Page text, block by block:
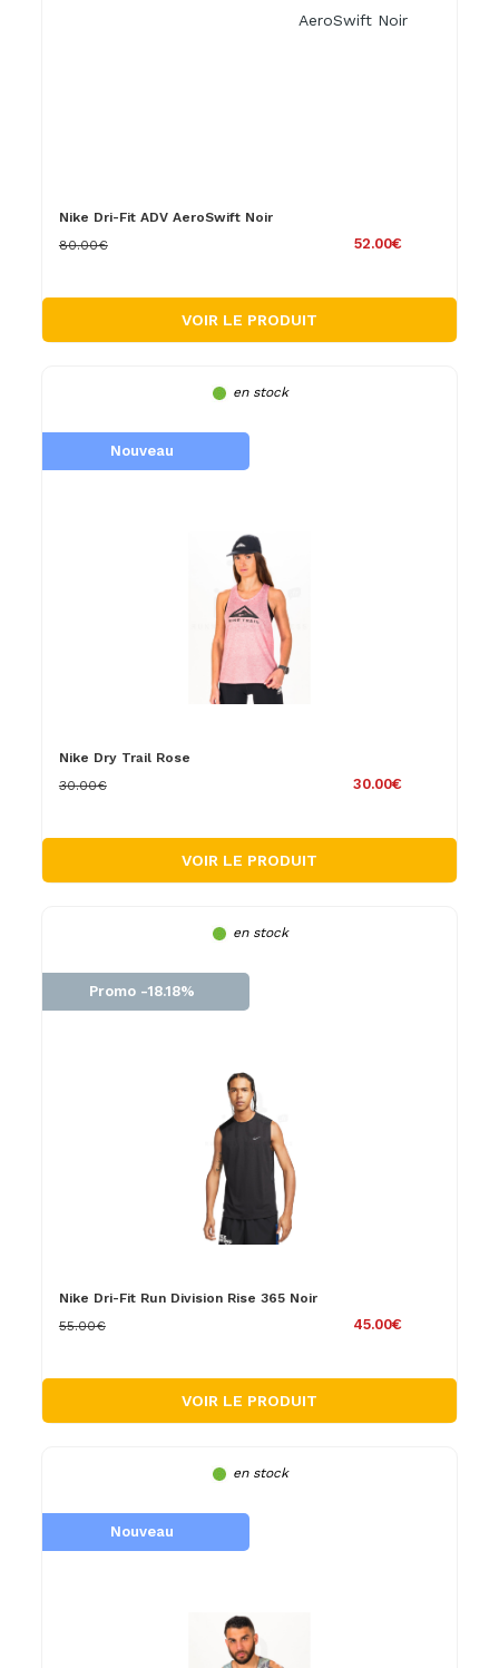
Nike Dri-Fit ADV AeroSwift Noir
52.00€
80.00€
VOIR LE PRODUIT
en stock
Nouveau
Nike Dry Trail Rose
30.00€
30.00€
VOIR LE PRODUIT
en stock
Promo -18.18%
Nike Dri-Fit Run Division Rise 365 Noir
45.00€
55.00€
VOIR LE PRODUIT
en stock
Nouveau